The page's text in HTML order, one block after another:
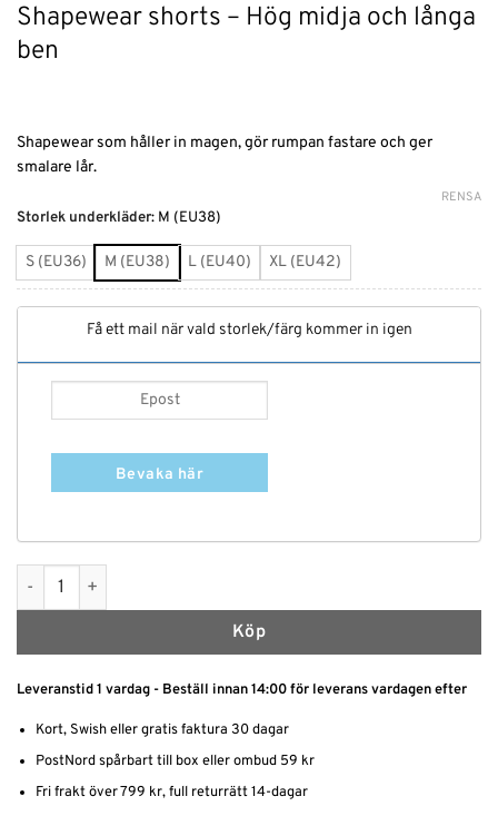
Shapewear shorts – Hög midja och långa
ben
Shapewear som håller in magen, gör rumpan fastare och ger
smalare lår.
Storlek underkläder: M (EU38)
S (EU36) M (EU38) L (EU40) XL (EU42)
RENSA
Få ett mail när vald storlek/färg kommer in igen
Bevaka här
Shapewear shorts - Hög midja och långa ben mängd
Köp
Alternative:
Leveranstid 1 vardag - Beställ innan 14:00 för leverans vardagen efter
Kort, Swish eller gratis faktura 30 dagar
PostNord spårbart till box eller ombud 59 kr
Fri frakt över 799 kr, full returrätt 14-dagar